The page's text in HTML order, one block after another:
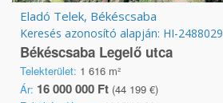
Eladó Telek, Békéscsaba
Keresés azonosító alapján: HI-2488029
Békéscsaba Legelő utca
Telekterület: 1 616 m²
Ár: 16 000 000 Ft (44 199 €)